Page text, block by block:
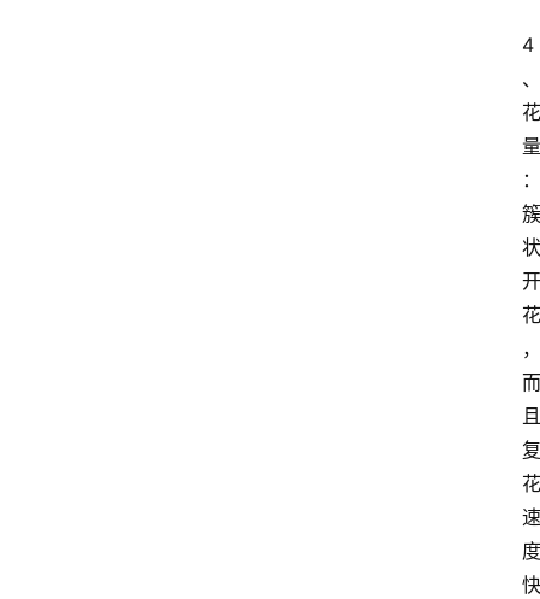
4
、
花
量
：
簇
状
开
花
，
而
且
复
花
速
度
快